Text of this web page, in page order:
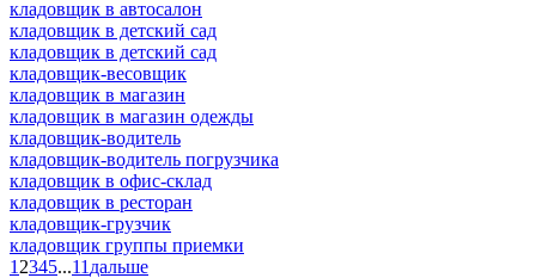
кладовщик в автосалон
кладовщик в детский сад
кладовщик в детский сад
кладовщик-весовщик
кладовщик в магазин
кладовщик в магазин одежды
кладовщик-водитель
кладовщик-водитель погрузчика
кладовщик в офис-склад
кладовщик в ресторан
кладовщик-грузчик
кладовщик группы приемки
1 2345...11 дальше